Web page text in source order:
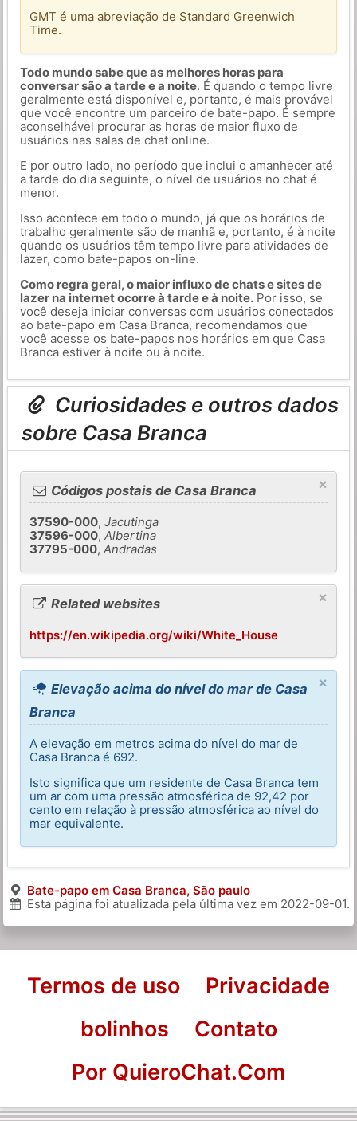
GMT é uma abreviação de Standard Greenwich
Time.
Todo mundo sabe que as melhores horas para
conversar são a tarde e a noite. É quando o tempo livre
geralmente está disponível e, portanto, é mais provável
que você encontre um parceiro de bate-papo. É sempre
aconselhável procurar as horas de maior fluxo de
usuários nas salas de chat online.
E por outro lado, no período que inclui o amanhecer até
a tarde do dia seguinte, o nível de usuários no chat é
menor.
Isso acontece em todo o mundo, já que os horários de
trabalho geralmente são de manhã e, portanto, é à noite
quando os usuários têm tempo livre para atividades de
lazer, como bate-papos on-line.
Como regra geral, o maior influxo de chats e sites de
lazer na internet ocorre à tarde e à noite.Por isso, se
você deseja iniciar conversas com usuários conectados
ao bate-papo em Casa Branca, recomendamos que
você acesse os bate-papos nos horários em que Casa
Branca estiver à noite ou à noite.
Curiosidades e outros dados
sobre Casa Branca
×
Códigos postais de Casa Branca
37590-000,Jacutinga
37596-000,Albertina
37795-000,Andradas
×
Related websites
https://en.wikipedia.org/wiki/White_House
×
Elevação acima do nível do mar de Casa
Branca
A elevação em metros acima do nível do mar de
Casa Branca é 692.
Isto significa que um residente de Casa Branca tem
um ar com uma pressão atmosférica de 92,42 por
cento em relação à pressão atmosférica ao nível do
mar equivalente.
Bate-papo em Casa Branca, São paulo
Esta página foi atualizada pela última vez em 2022-09-01.
Termos de uso
Privacidade
bolinhos
Contato
Por QuieroChat.Com